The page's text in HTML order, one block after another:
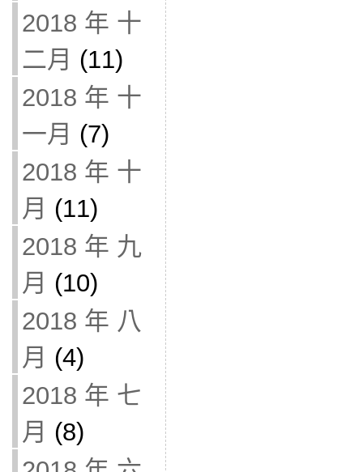
2018 年 十
二月 (11)
2018 年 十
一月 (7)
2018 年 十
月 (11)
2018 年 九
月 (10)
2018 年 八
月 (4)
2018 年 七
月 (8)